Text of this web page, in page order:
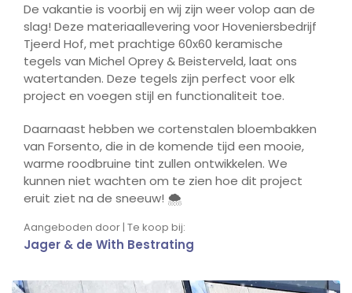
De vakantie is voorbij en wij zijn weer volop aan de
slag! Deze materiaallevering voor Hoveniersbedrijf
Tjeerd Hof, met prachtige 60x60 keramische
tegels van Michel Oprey & Beisterveld, laat ons
watertanden. Deze tegels zijn perfect voor elk
project en voegen stijl en functionaliteit toe.
Daarnaast hebben we cortenstalen bloembakken
van Forsento, die in de komende tijd een mooie,
warme roodbruine tint zullen ontwikkelen. We
kunnen niet wachten om te zien hoe dit project
eruit ziet na de sneeuw! 🌨️
Aangeboden door | Te koop bij:
Jager & de With Bestrating